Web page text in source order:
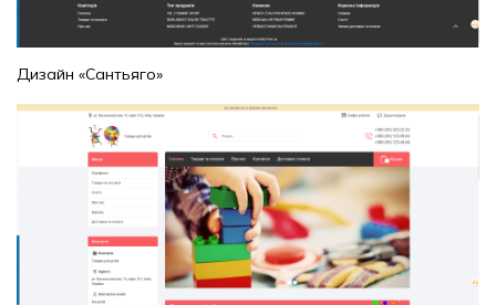
Дизайн «Сантьяго»